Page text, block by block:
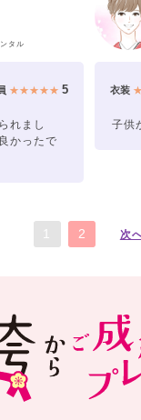
タル
★★★★★ 5
れまし
かったで
衣装
子供
2 次